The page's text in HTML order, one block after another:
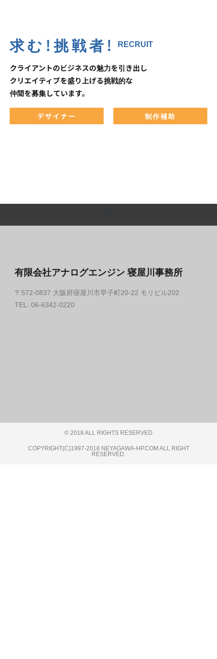
求む!挑戦者! RECRUIT
クライアントのビジネスの魅力を引き出し
クリエイティブを盛り上げる挑戦的な
仲間を募集しています。
デザイナー 制作補助
有限会社アナログエンジン 寝屋川事務所
〒572-0837 大阪府寝屋川市早子町20-22 モリビル202
TEL: 06-6342-0220
© 2018 ALL RIGHTS RESERVED​
COPYRIGHT(C)1997-2018 NEYAGAWA-HP.COM ALL RIGHT
RESERVED.